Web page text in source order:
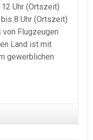
Uhr (Ortszeit)
8 Uhr (Ortszeit)
Flugzeugen
Land ist mit
gewerblichen